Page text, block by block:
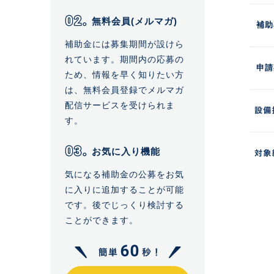
補
申
無料会員(メルマガ)
補助金には募集期間が設けら
れています。期間内の応募の
ため、情報を早く知りたい方
は、無料会員登録でメルマガ
配信サービスを受けられま
す。
お気に入り機能
気になる補助金の公募をお気
に入りに追加することが可能
です。後でじっくり検討する
ことができます。